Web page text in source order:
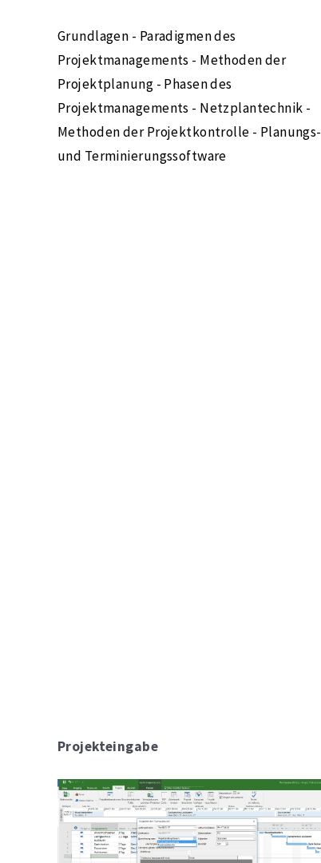
Grundlagen - Paradigmen des
Projektmanagements - Methoden der
Projektplanung - Phasen des
Projektmanagements - Netzplantechnik -
Methoden der Projektkontrolle - Planungs-
und Terminierungssoftware
Projekteingabe